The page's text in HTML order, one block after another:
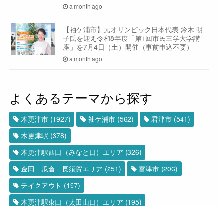
a month ago
【袖ケ浦市】元オリンピック日本代表 鈴木 明
子氏を迎え令和8年度「第1回市民三学大学講
座」を7月4日（土）開催（事前申込不要）
a month ago
よくあるテーマから探す
木更津市 (1927) 袖ケ浦市 (562) 君津市 (541)
木更津駅 (378)
木更津駅西口（みなと口）エリア (326)
金田・瓜倉・長須賀エリア (251) 富津市 (206)
テイクアウト (197)
木更津駅東口（太田山口）エリア (195)